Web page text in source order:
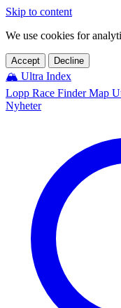
Skip to content
We use cookies for
Accept Decline
🏔️ Ultra Index
Lopp Race FinderMap
Nyheter